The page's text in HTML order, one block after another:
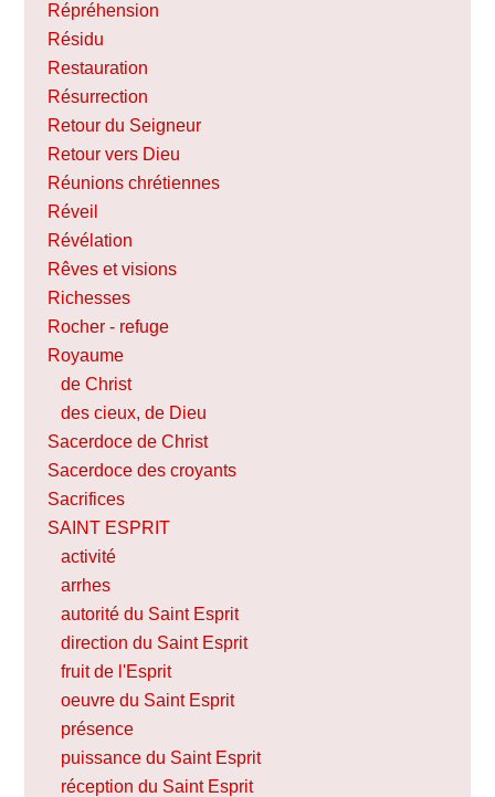
Répréhension
Résidu
Restauration
Résurrection
Retour du Seigneur
Retour vers Dieu
Réunions chrétiennes
Réveil
Révélation
Rêves et visions
Richesses
Rocher - refuge
Royaume
de Christ
des cieux, de Dieu
Sacerdoce de Christ
Sacerdoce des croyants
Sacrifices
SAINT ESPRIT
activité
arrhes
autorité du Saint Esprit
direction du Saint Esprit
fruit de l'Esprit
oeuvre du Saint Esprit
présence
puissance du Saint Esprit
réception du Saint Esprit